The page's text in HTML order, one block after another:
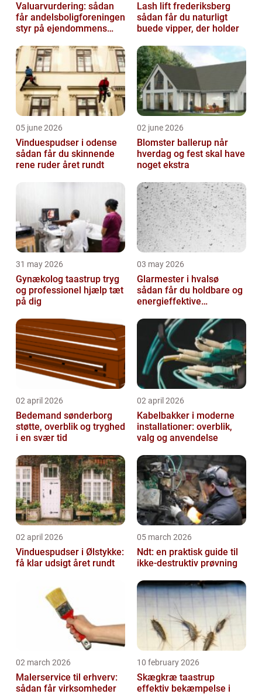
Valuarvurdering: sådan
får andelsboligforeningen
styr på ejendommens
Lash lift frederiksberg
sådan får du naturligt
buede vipper, der holder
05 june 2026
Vinduespudser i odense
sådan får du skinnende
rene ruder året rundt
02 june 2026
Blomster ballerup når
hverdag og fest skal have
noget ekstra
31 may 2026
Gynækolog taastrup tryg
og professionel hjælp tæt
på dig
03 may 2026
Glarmester i hvalsø
sådan får du holdbare og
energieffektive
02 april 2026
Bedemand sønderborg
støtte, overblik og tryghed
i en svær tid
02 april 2026
Kabelbakker i moderne
installationer: overblik,
valg og anvendelse
02 april 2026
Vinduespudser i Ølstykke:
få klar udsigt året rundt
05 march 2026
Ndt: en praktisk guide til
ikke-destruktiv prøvning
02 march 2026
Malerservice til erhverv:
sådan får virksomheder
10 february 2026
Skægkræ taastrup
effektiv bekæmpelse i